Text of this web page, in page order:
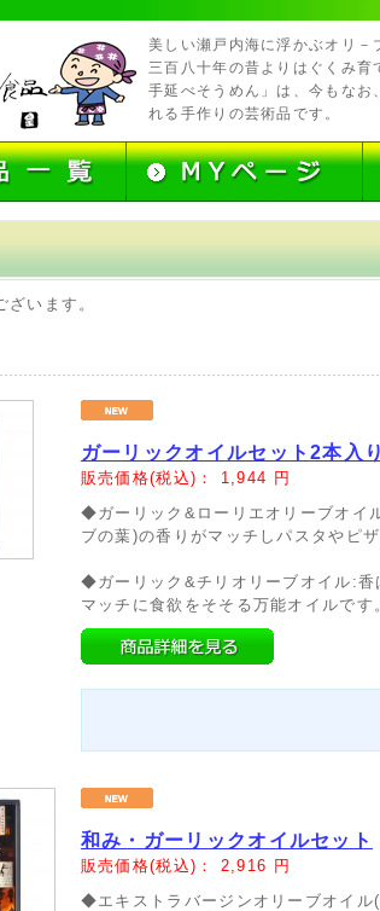
美しい瀬戸内海に浮かぶオリ－
三百八十年の昔よりはぐくみ育
手延べそうめん」は、今もなお
れる手作りの芸術品です。
ざいます。
ガーリックオイルセット2本入り
販売価格(税込)： 1,944 円
◆ガーリック&ローリエオリーブオイ
ブの葉)の香りがマッチしパスタやピ
◆ガーリック&チリオリーブオイル:香
マッチに食欲をそそる万能オイルです
和み・ガーリックオイルセット
販売価格(税込)： 2,916 円
◆エキストラバージンオリーブオイル